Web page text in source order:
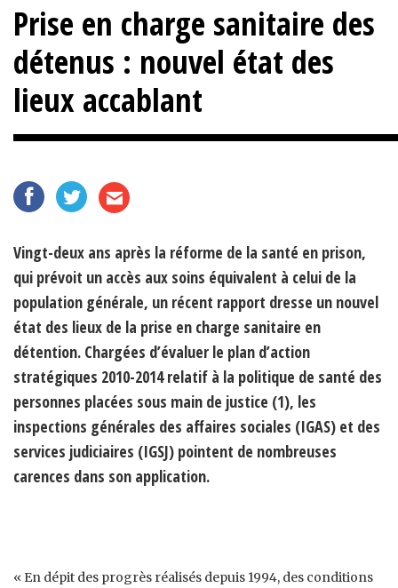
Prise en charge sanitaire des
détenus : nouvel état des
lieux accablant
Vingt-deux ans après la réforme de la santé en prison,
qui prévoit un accès aux soins équivalent à celui de la
population générale, un récent rapport dresse un nouvel
état des lieux de la prise en charge sanitaire en
détention. Chargées d’évaluer le plan d’action
stratégiques 2010-2014 relatif à la politique de santé des
personnes placées sous main de justice (1), les
inspections générales des affaires sociales (IGAS) et des
services judiciaires (IGSJ) pointent de nombreuses
carences dans son application.
« En dépit des progrès réalisés depuis 1994, des conditions